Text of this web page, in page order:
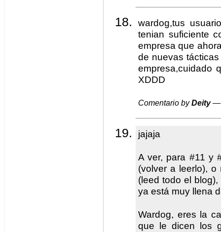
wardog,tus
tenian suficiente
empresa que
de nuevas
empresa,cuidado
XDDD
Comentario byDeity—
jajaja
A ver, para #11 y
(volver a leerlo),
(leed todo el
ya está muy llena
Wardog, eres la
que le dicen los